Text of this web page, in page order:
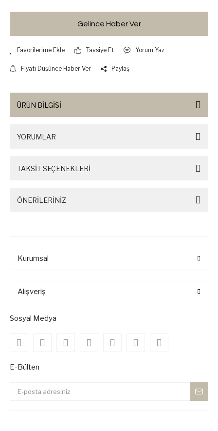
Gelince Haber Ver
Tavsiye Et Yorum Yaz
Fiyatı Düşünce Haber Ver Paylaş
ÜRÜN BİLGİSİ
YORUMLAR
TAKSİT SEÇENEKLERİ
ÖNERİLERİNİZ
Kurumsal
Alışveriş
Sosyal Medya
E-Bülten